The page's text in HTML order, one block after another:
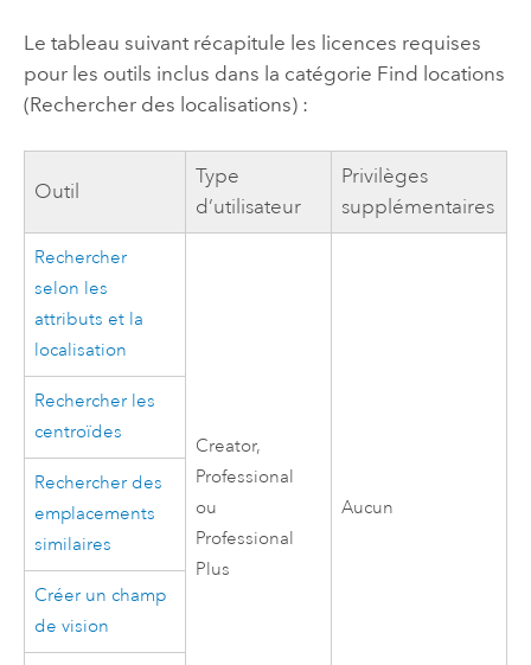
Le tableau suivant récapitule les licences requises
pour les outils inclus dans la catégorie Find locations
(Rechercher des localisations) :
Outil
Type
d’utilisateur
Privilèges
supplémentaires
Rechercher
selon les
attributs et la
localisation
Creator,
Professional
ou
Professional
Plus
Aucun
Rechercher les
centroïdes
Rechercher des
emplacements
similaires
Créer un champ
de vision